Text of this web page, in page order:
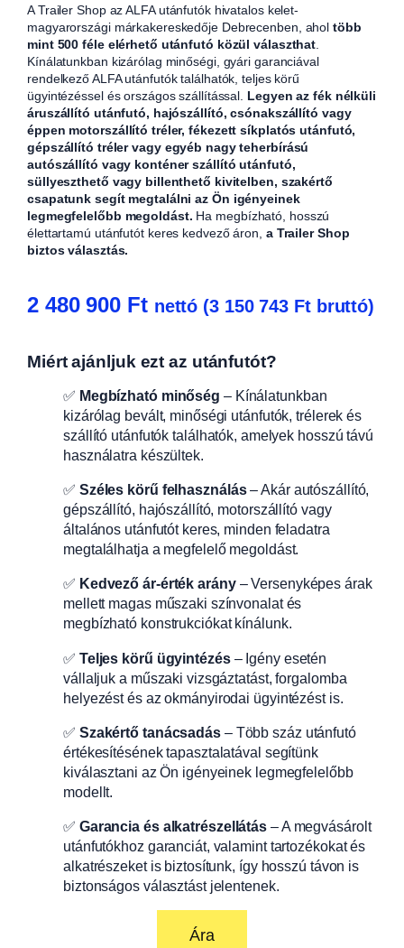
A Trailer Shop az ALFA utánfutók hivatalos kelet-
magyarországi márkakereskedője Debrecenben, aholtöbb
mint 500 féle elérhető utánfutó közül választhat
Kínálatunkban kizárólag minőségi, gyári garanciával
rendelkező ALFA utánfutók találhatók, teljes körű
ügyintézéssel és országos szállítással. Legyen az fék nélküli
áruszállító utánfutó, hajószállító, csónakszállító vagy
éppen motorszállító tréler, fékezett síkplatós utánfutó,
gépszállító tréler vagy egyéb nagy teherbírású
autószállító vagy konténer szállító utánfutó,
süllyeszthető vagy billenthető kivitelben, szakértő
csapatunk segít megtalálni az Ön igényeinek
legmegfelelőbb megoldást. Ha megbízható, hosszú
élettartamú utánfutót keres kedvező áron, a Trailer Shop
biztos választás.
2 480 900 Ft nettó (3 150 743 Ftbruttó)
Miért ajánljuk ezt az utánfutót?
✅ Megbízható minőség – Kínálatunkban
kizárólag bevált, minőségi utánfutók, trélerek és
szállító utánfutók találhatók, amelyek hosszú távú
használatra készültek.
✅ Széles körű felhasználás– Akár autószállító,
gépszállító, hajószállító, motorszállító vagy
általános utánfutót keres, minden feladatra
megtalálhatja a megfelelő megoldást.
✅ Kedvező ár-érték arány– Versenyképes árak
mellett magas műszaki színvonalat és
megbízható konstrukciókat kínálunk.
✅ Teljes körű ügyintézés– Igény esetén
vállaljuk a műszaki vizsgáztatást, forgalomba
helyezést és az okmányirodai ügyintézést is.
✅ Szakértő tanácsadás– Több száz utánfutó
értékesítésének tapasztalatával segítünk
kiválasztani az Ön igényeinek legmegfelelőbb
modellt.
✅ Garancia és alkatrészellátás – A megvásárolt
utánfutókhoz garanciát, valamint tartozékokat és
alkatrészeket is biztosítunk, így hosszú távon is
biztonságos választást jelentenek.
Ára